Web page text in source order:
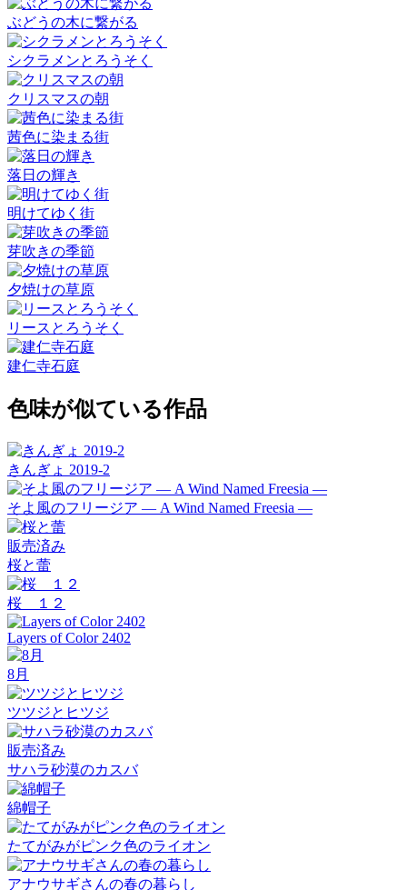
ぶどうの木に繋がる
シクラメンとろうそく
クリスマスの朝
茜色に染まる街
落日の輝き
明けてゆく街
芽吹きの季節
夕焼けの草原
リースとろうそく
建仁寺石庭
色味が似ている作品
きんぎょ 2019-2
そよ風のフリージア ― A Wind Named Freesia ―
販売済み
桜と蕾
桜 １２
Layers of Color 2402
8月
ツツジとヒツジ
販売済み
サハラ砂漠のカスバ
綿帽子
たてがみがピンク色のライオン
アナウサギさんの春の暮らし